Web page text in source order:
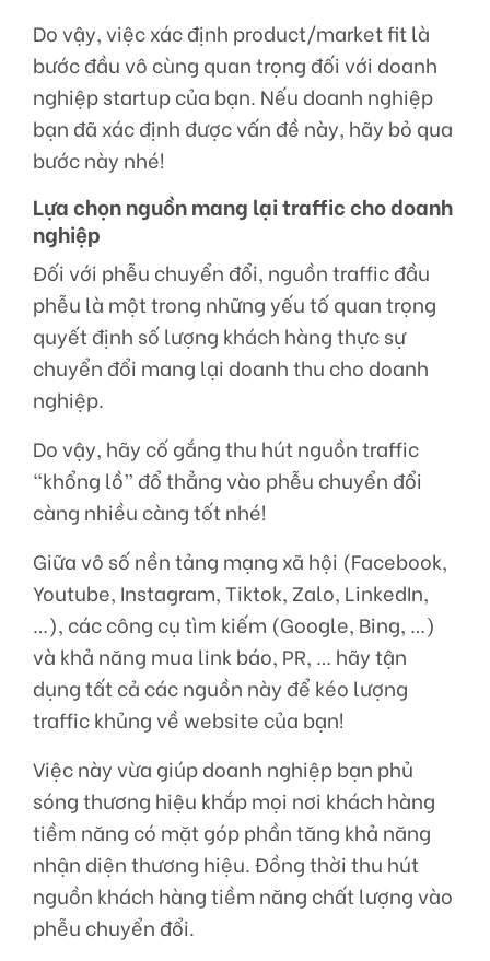
Do vậy, việc xác định product/market fit là
bước đầu vô cùng quan trọng đối với doanh
nghiệp startup của bạn. Nếu doanh nghiệp
bạn đã xác định được vấn đề này, hãy bỏ qua
bước này nhé!
Lựa chọn nguồn mang lại traffic cho doanh
nghiệp
Đối với phễu chuyển đổi, nguồn traffic đầu
phễu là một trong những yếu tố quan trọng
quyết định số lượng khách hàng thực sự
chuyển đổi mang lại doanh thu cho doanh
nghiệp.
Do vậy, hãy cố gắng thu hút nguồn traffic
“khổng lồ” đổ thẳng vào phễu chuyển đổi
càng nhiều càng tốt nhé!
Giữa vô số nền tảng mạng xã hội (Facebook,
Youtube, Instagram, Tiktok, Zalo, LinkedIn,
…), các công cụ tìm kiếm (Google, Bing, …)
và khả năng mua link báo, PR, … hãy tận
dụng tất cả các nguồn này để kéo lượng
traffic khủng về website của bạn!
Việc này vừa giúp doanh nghiệp bạn phủ
sóng thương hiệu khắp mọi nơi khách hàng
tiềm năng có mặt góp phần tăng khả năng
nhận diện thương hiệu. Đồng thời thu hút
nguồn khách hàng tiềm năng chất lượng vào
phễu chuyển đổi.